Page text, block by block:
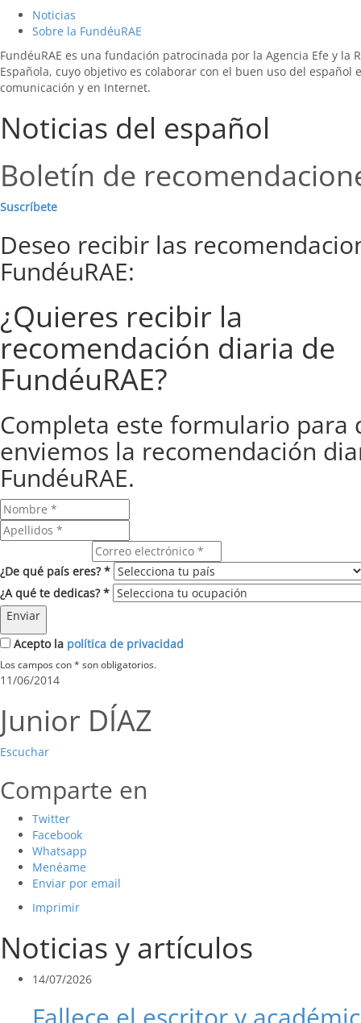
Noticias
Sobre la FundéuRAE
FundéuRAE es una fundación patrocinada por la Agencia Efe y la
Española, cuyo objetivo es colaborar con el buen uso del español
comunicación y en Internet.
Noticias del español
Boletín de
Suscríbete
Deseo recibir las
FundéuRAE:
¿Quieres recibir la
recomendación diaria de
FundéuRAE?
Completa este formulario para
enviemos la recomendación
FundéuRAE.
¿De qué país eres? *
¿A qué te dedicas? *
Enviar
Acepto la política de privacidad
Los campos con * son obligatorios.
11/06/2014
Junior DÍAZ
Escuchar
Comparte en
Twitter
Facebook
Whatsapp
Menéame
Enviar por email
Imprimir
Noticias y artículos
14/07/2026